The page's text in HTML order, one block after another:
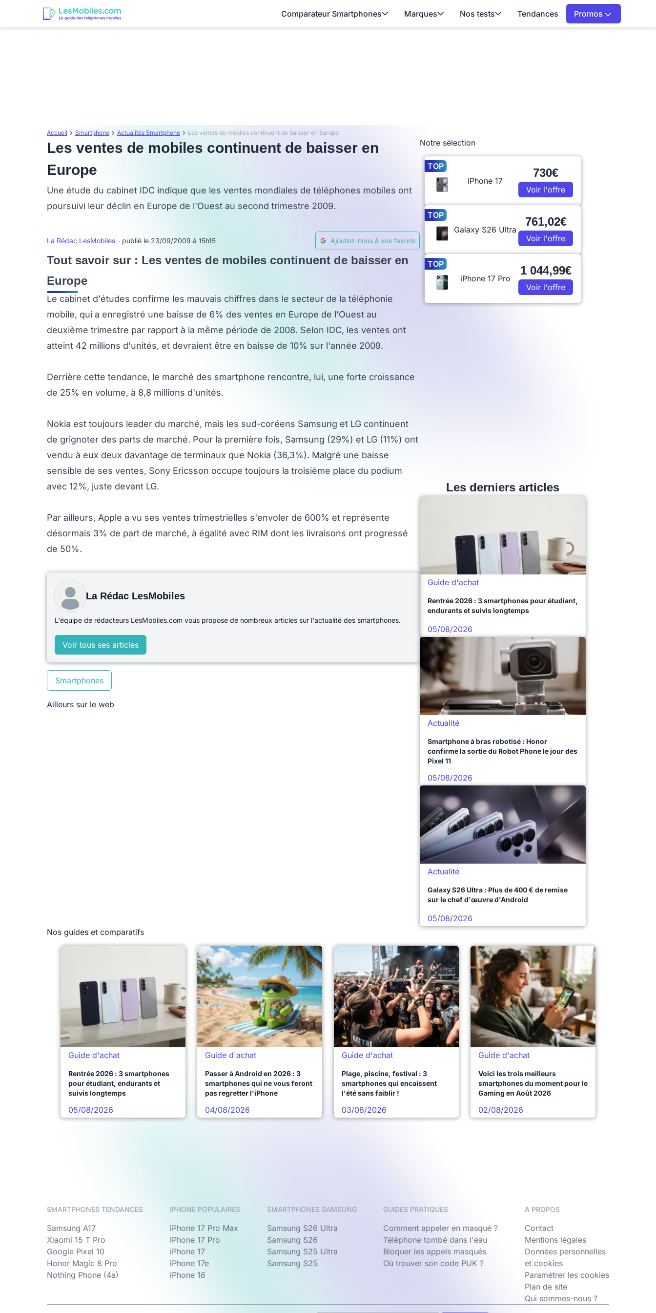
Comparateur Smartphones Marques Nos tests Tendances Promos
Accueil Smartphone Actualités Smartphone Les ventes de mobiles continuent de baisser en Europe
Les ventes de mobiles continuent de baisser en
Europe
Une étude du cabinet IDC indique que les ventes mondiales de téléphones mobiles ont
poursuivi leur déclin en Europe de l'Ouest au second trimestre 2009.
La Rédac LesMobiles - publié le 23/09/2009 à 15h15 Ajoutez-nous à vos favoris
Tout savoir sur : Les ventes de mobiles continuent de baisser en
Europe
Le cabinet d'études confirme les mauvais chiffres dans le secteur de la téléphonie
mobile, qui a enregistré une baisse de 6% des ventes en Europe de l'Ouest au
deuxième trimestre par rapport à la même période de 2008. Selon IDC, les ventes ont
atteint 42 millions d'unités, et devraient être en baisse de 10% sur l'année 2009.
Derrière cette tendance, le marché des smartphone rencontre, lui, une forte croissance
de 25% en volume, à 8,8 millions d'unités.
Nokia est toujours leader du marché, mais les sud-coréens Samsung et LG continuent
de grignoter des parts de marché. Pour la première fois, Samsung (29%) et LG (11%) ont
vendu à eux deux davantage de terminaux que Nokia (36,3%). Malgré une baisse
sensible de ses ventes, Sony Ericsson occupe toujours la troisième place du podium
avec 12%, juste devant LG.
Par ailleurs, Apple a vu ses ventes trimestrielles s'envoler de 600% et représente
désormais 3% de part de marché, à égalité avec RIM dont les livraisons ont progressé
de 50%.
La Rédac LesMobiles
L'équipe de rédacteurs LesMobiles.com vous propose de nombreux articles sur l'actualité des smartphones.
Voir tous ses articles
Smartphones
Ailleurs sur le web
Notre sélection
TOP
iPhone 17
730€
Voir l'offre
TOP
Galaxy S26 Ultra
761,02€
Voir l'offre
TOP
iPhone 17 Pro
1 044,99€
Voir l'offre
Les derniers articles
Guide d'achat
Rentrée 2026 : 3 smartphones pour étudiant,
endurants et suivis longtemps
05/08/2026
Actualité
Smartphone à bras robotisé : Honor
confirme la sortie du Robot Phone le jour des
Pixel 11
05/08/2026
Actualité
Galaxy S26 Ultra : Plus de 400 € de remise
sur le chef d'œuvre d'Android
05/08/2026
Nos guides et comparatifs
Guide d'achat
Rentrée 2026 : 3 smartphones
pour étudiant, endurants et
suivis longtemps
05/08/2026
Guide d'achat
Passer à Android en 2026 : 3
smartphones qui ne vous feront
pas regretter l'iPhone
04/08/2026
Guide d'achat
Plage, piscine, festival : 3
smartphones qui encaissent
l'été sans faiblir !
03/08/2026
Guide d'achat
Voici les trois meilleurs
smartphones du moment pour le
Gaming en Août 2026
02/08/2026
SMARTPHONES TENDANCES
Samsung A17
Xiaomi 15 T Pro
Google Pixel 10
Honor Magic 8 Pro
Nothing Phone (4a)
IPHONE POPULAIRES
iPhone 17 Pro Max
iPhone 17 Pro
iPhone 17
iPhone 17e
iPhone 16
SMARTPHONES SAMSUNG
Samsung S26 Ultra
Samsung S26
Samsung S25 Ultra
Samsung S25
GUIDES PRATIQUES
Comment appeler en masqué ?
Téléphone tombé dans l'eau
Bloquer les appels masqués
Où trouver son code PUK ?
A PROPOS
Contact
Mentions légales
Données personnelles
et cookies
Paramétrer les cookies
Plan de site
Qui sommes-nous ?